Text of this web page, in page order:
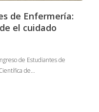
de Enfermería:
el cuidado
de Estudiantes de
de…